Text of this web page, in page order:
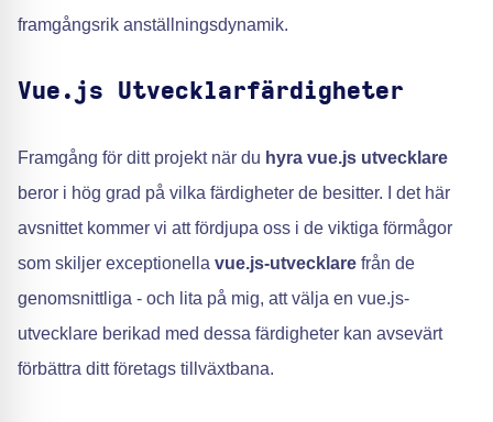
framgångsrik anställningsdynamik.
Vue.js Utvecklarfärdigheter
Framgång för ditt projekt när du hyra vue.js utvecklare
beror i hög grad på vilka färdigheter de besitter. I det här
avsnittet kommer vi att fördjupa oss i de viktiga förmågor
som skiljer exceptionella vue.js-utvecklare från de
genomsnittliga - och lita på mig, att välja en vue.js-
utvecklare berikad med dessa färdigheter kan avsevärt
förbättra ditt företags tillväxtbana.